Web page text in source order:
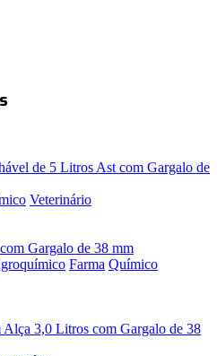
de 5 Litros Ast com Gargalo de
Veterinário
Gargalo de 38 mm
Farma Químico
3,0 Litros com Gargalo de 38